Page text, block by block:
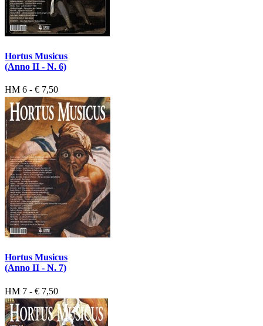
Hortus Musicus
(Anno II - N. 6)
HM 6 - € 7,50
Hortus Musicus
(Anno II - N. 7)
HM 7 - € 7,50